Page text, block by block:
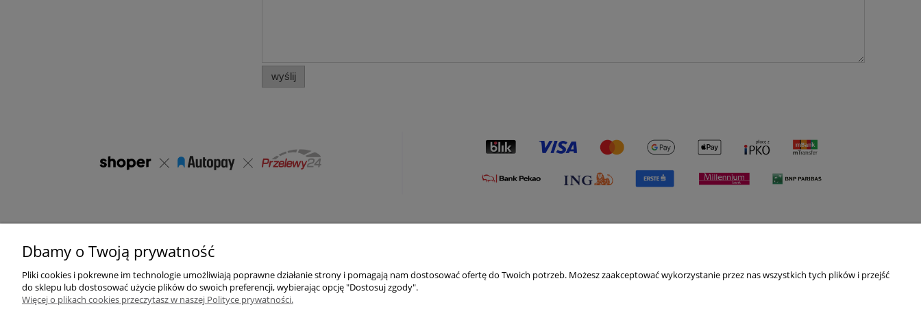
wyślij
Pomoc
Zwroty i reklamacje
Regulamin sklepu
Twoje zamówienia
Ustawienia konta
Formy płatności
Dbamy o Twoją prywatność
Pliki cookies i pokrewne im technologie umożliwiają poprawne działanie strony i pomagają nam dostosować ofertę do Twoich potrzeb. Możesz zaakceptować wykorzystanie przez nas wszystkich tych plików i przejść
do sklepu lub dostosować użycie plików do swoich preferencji, wybierając opcję "Dostosuj zgody".
Więcej o plikach cookies przeczytasz w naszej Polityce prywatności.